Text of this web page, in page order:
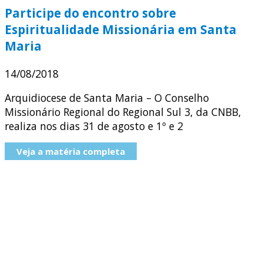
Participe do encontro sobre
Espiritualidade Missionária em Santa
Maria
14/08/2018
Arquidiocese de Santa Maria – O Conselho
Missionário Regional do Regional Sul 3, da CNBB,
realiza nos dias 31 de agosto e 1º e 2
Veja a matéria completa